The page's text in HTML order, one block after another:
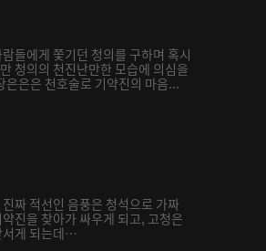
들에게 쫓기던 청의를 구하며 혹시
청의의 천진난만한 모습에 의심을
은은은 천호술로 기약진의 마음...
짜 적선인 음풍은 청석으로 가짜
진을 찾아가 싸우게 되고, 고청은
서게 되는데…